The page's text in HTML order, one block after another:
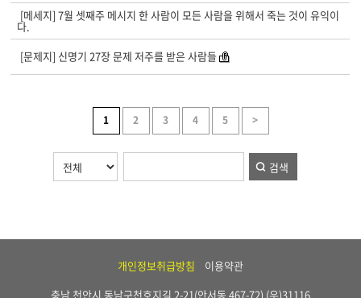
[메세지] 7월 셋째주 메시지 한 사람이 모든 사람을 위해서 죽는 것이 유익이
다.
[문제지] 신명기 27장 문제 저주를 받은 사람들
1 2 3 4 5 >
검색
개인정보취급방침
이용약관
충남 천안시 동남구천호지길 2-21(안서동 467-72) (우)31116